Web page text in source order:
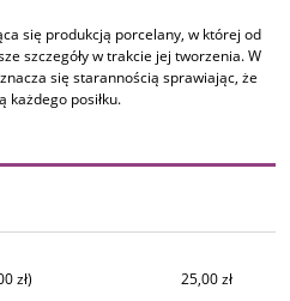
się produkcją porcelany, w której od
szczegóły w trakcie jej tworzenia. W
się starannością sprawiając, że
każdego posiłku.
kosztów płatności
zł) 25,00 zł